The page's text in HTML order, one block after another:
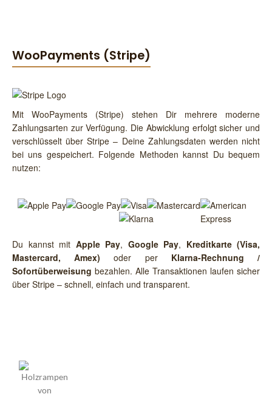
WooPayments (Stripe)
Mit WooPayments (Stripe) stehen Dir mehrere moderne
Zahlungsarten zur Verfügung. Die Abwicklung erfolgt sicher und
verschlüsselt über Stripe – Deine Zahlungsdaten werden nicht
bei uns gespeichert. Folgende Methoden kannst Du bequem
nutzen:
Du kannst mit Apple Pay, Google Pay, Kreditkarte (Visa,
Mastercard, Amex) oder per Klarna-Rechnung /
Sofortüberweisung bezahlen. Alle Transaktionen laufen sicher
über Stripe – schnell, einfach und transparent.